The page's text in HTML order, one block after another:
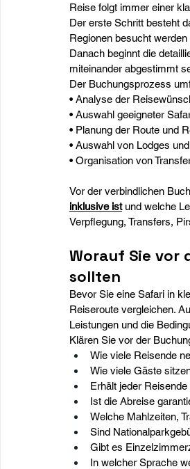
Reise folgt immer einer
Der erste Schritt besteht
Regionen besucht
Danach beginnt die
miteinander abgestimmt
Der Buchungsprozess
• Analyse der
• Auswahl geeigneter
• Planung der Route und
• Auswahl von Lodges
• Organisation von
Vor der verbindlichen
inklusive ist und welche
Verpflegung, Transfers,
Worauf Sie vor
sollten
Bevor Sie eine Safari in
Reiseroute vergleichen.
Leistungen und die
Klären Sie vor der
Wie viele Reisende
Wie viele Gäste
Erhält jeder
Ist die Abreise
Welche Mahlzeiten,
Sind
Gibt es
In welcher Sprache